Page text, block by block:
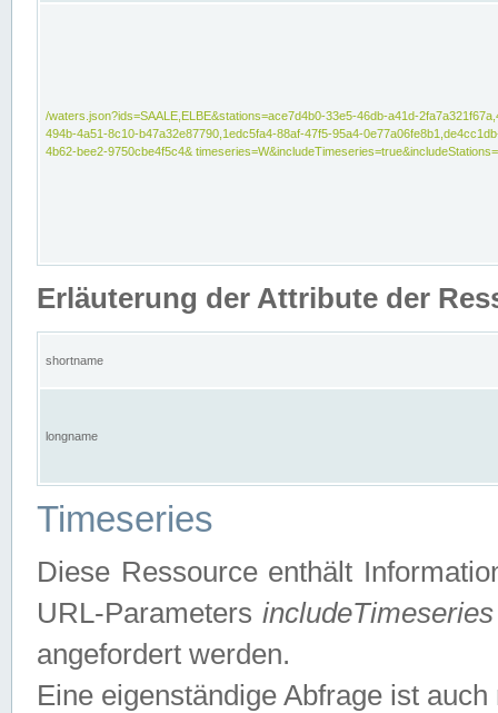
/waters.json?ids=SAALE,ELBE&stations=ace7d4b0-33e5-46db-a41d-
494b-4a51-8c10-b47a32e87790,1edc5fa4-88af-47f5-95a4-
4b62-bee2-9750cbe4f5c4&
Erläuterung der Attribute der
shortname
longname
Timeseries
Diese Ressource enthält
URL-ParametersincludeTimeseries
angefordert werden.
Eine eigenständige Abfrage ist auch